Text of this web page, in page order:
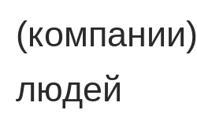
(компании)
людей